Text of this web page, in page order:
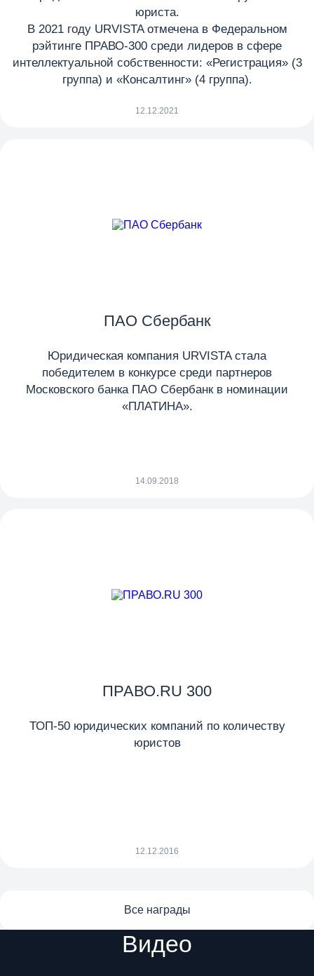
юриста.
В 2021 году URVISTA отмечена в Федеральном
рэйтинге ПРАВО-300 среди лидеров в сфере
интеллектуальной собственности: «Регистрация» (3
группа) и «Консалтинг» (4 группа).
12.12.2021
ПАО Сбербанк
Юридическая компания URVISTA стала
победителем в конкурсе среди партнеров
Московского банка ПАО Сбербанк в номинации
«ПЛАТИНА».
14.09.2018
ПРАВО.RU 300
ТОП-50 юридических компаний по количеству
юристов
12.12.2016
Все награды
Видео